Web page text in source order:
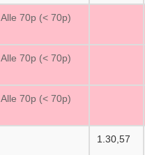
Alle 70p (< 70p)
Alle 70p (< 70p)
Alle 70p (< 70p)
1.30,57